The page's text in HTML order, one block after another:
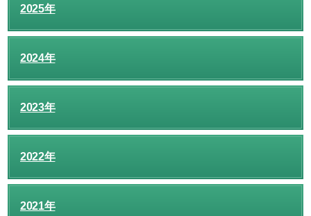
2025年
2024年
2023年
2022年
2021年